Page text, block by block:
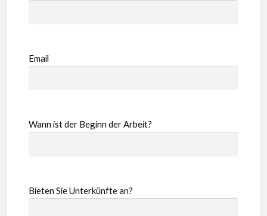
Email
Wann ist der Beginn der Arbeit?
Bieten Sie Unterkünfte an?